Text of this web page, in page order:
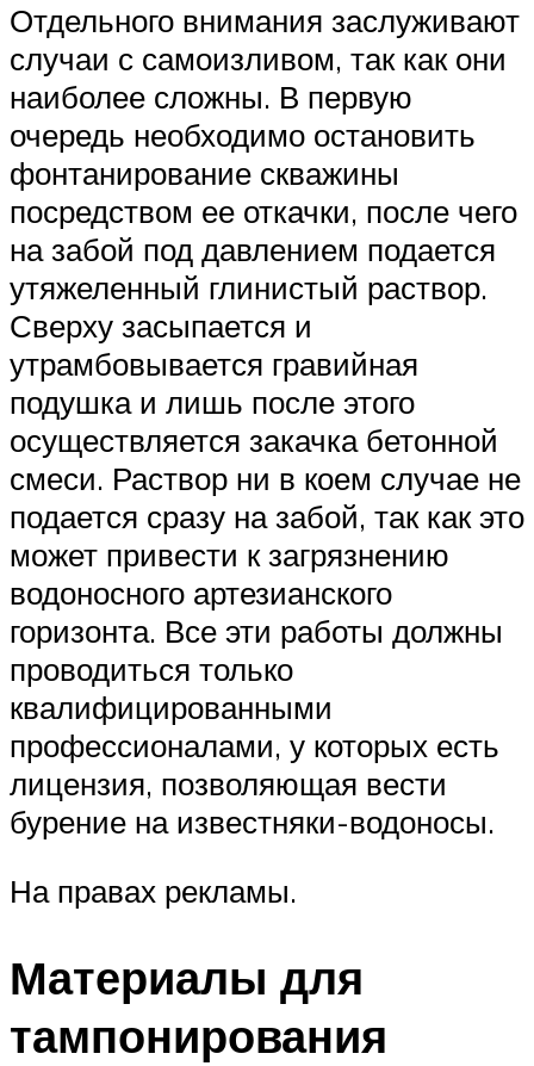
Отдельного внимания заслуживают
случаи с самоизливом, так как они
наиболее сложны. В первую
очередь необходимо остановить
фонтанирование скважины
посредством ее откачки, после чего
на забой под давлением подается
утяжеленный глинистый раствор.
Сверху засыпается и
утрамбовывается гравийная
подушка и лишь после этого
осуществляется закачка бетонной
смеси. Раствор ни в коем случае не
подается сразу на забой, так как это
может привести к загрязнению
водоносного артезианского
горизонта. Все эти работы должны
проводиться только
квалифицированными
профессионалами, у которых есть
лицензия, позволяющая вести
бурение на известняки-водоносы.
На правах рекламы.
Материалы для
тампонирования